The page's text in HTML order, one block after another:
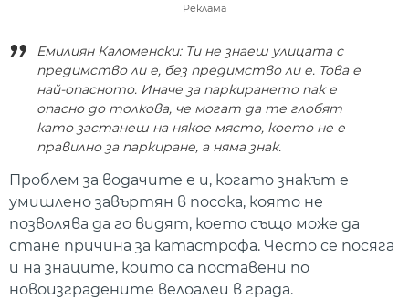
Реклама
Емилиян Каломенски: Ти не знаеш улицата с
предимство ли е, без предимство ли е. Това е
най-опасното. Иначе за паркирането пак е
опасно до толкова, че могат да те глобят
като застанеш на някое място, което не е
правилно за паркиране, а няма знак.
Проблем за водачите е и, когато знакът е
умишлено завъртян в посока, която не
позволява да го видят, което също може да
стане причина за катастрофа. Често се посяга
и на знаците, които са поставени по
новоизградените велоалеи в града.